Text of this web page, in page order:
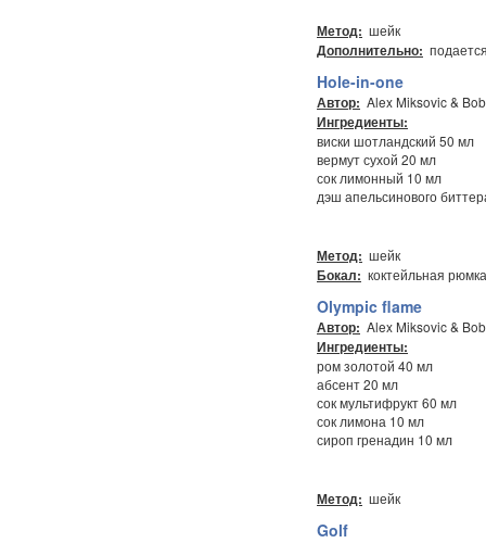
Метод: шейк
Дополнительно:
Hole-in-one
Автор: Alex Miksovic &
Ингредиенты:
виски шотландский 50 мл
вермут сухой 20 мл
сок лимонный 10 мл
дэш апельсинового
Метод: шейк
Бокал: коктейльная рюмка
Olympic flame
Автор: Alex Miksovic &
Ингредиенты:
ром золотой 40 мл
абсент 20 мл
сок мультифрукт 60 мл
сок лимона 10 мл
сироп гренадин 10 мл
Метод: шейк
Golf